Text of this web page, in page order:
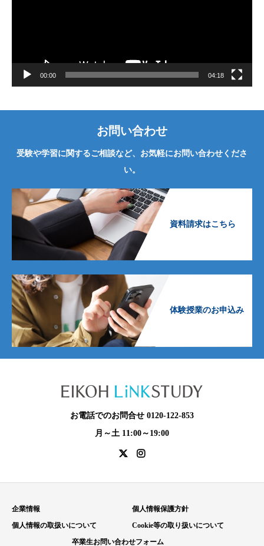
00:00 04:18
お問い合わせ
受験や学習に関するご相談など、お気軽にお問い合わせくださ
い。
資料請求はこちら
体験授業のお申込み
お電話でのお問合せ 0120-122-853
月～土 11:00～19:00
企業情報
個人情報保護方針
個人情報の取扱いについて
Cookie等の取り扱いについて
卒業生お問い合わせフォーム